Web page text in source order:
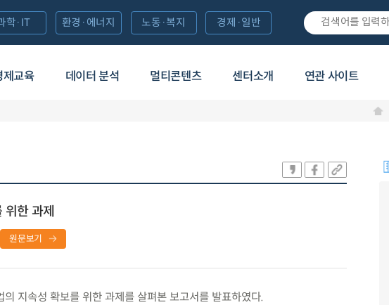
제교육 데이터 분석 멀티콘텐츠 센터소개 연관 사이트
학·IT 환경·에너지 노동·복지 경제·일반
한 과제
원문보기
지속성 확보를 위한 과제를 살펴본 보고서를 발표하였다.